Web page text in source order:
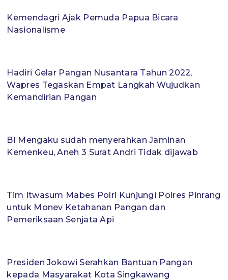
Kemendagri Ajak Pemuda Papua Bicara
Nasionalisme
Hadiri Gelar Pangan Nusantara Tahun 2022,
Wapres Tegaskan Empat Langkah Wujudkan
Kemandirian Pangan
BI Mengaku sudah menyerahkan Jaminan
Kemenkeu, Aneh 3 Surat Andri Tidak dijawab
Tim Itwasum Mabes Polri Kunjungi Polres Pinrang
untuk Monev Ketahanan Pangan dan
Pemeriksaan Senjata Api
Presiden Jokowi Serahkan Bantuan Pangan
kepada Masyarakat Kota Singkawang